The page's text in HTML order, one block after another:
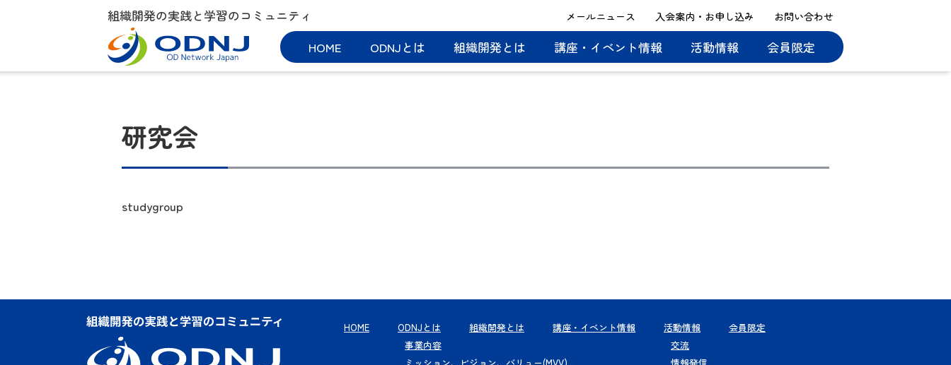
組織開発の実践と学習のコミュニティ メールニュース 入会案内・お申し込み お問い合わせ
HOME ODNJとは 組織開発とは 講座・イベント情報 活動情報 会員限定
研究会
studygroup
HOME
ODNJとは
事業内容
組織開発とは 講座・イベント情報
活動情報
交流
会員限定